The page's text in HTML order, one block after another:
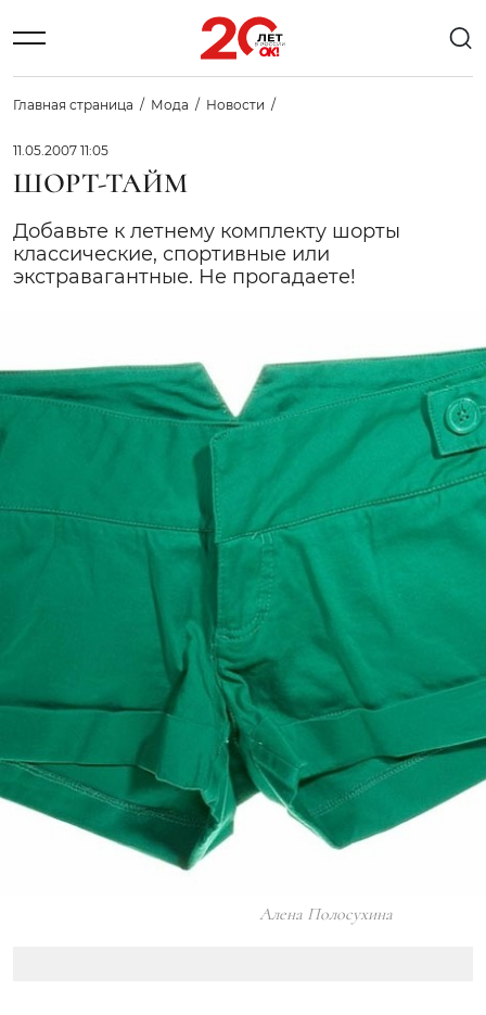
Главная страница Мода Новости
11.05.2007 11:05
ШОРТ-ТАЙМ
Добавьте к летнему комплекту шорты 
классические, спортивные или
экстравагантные. Не прогадаете!
Алена Полосухина